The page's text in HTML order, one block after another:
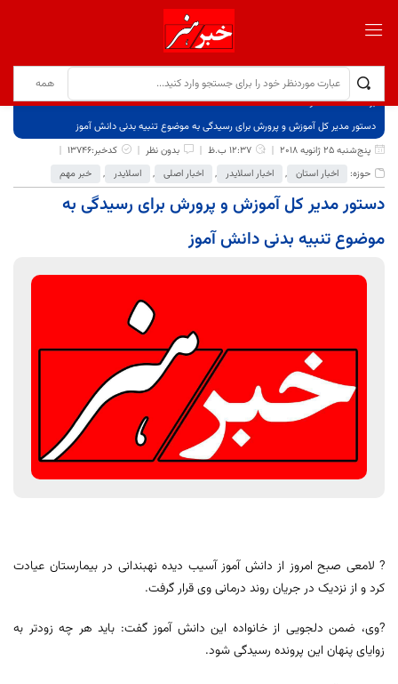
برگ نخست
نوشته‌ها
دستور مدیر کل آموزش و پرورش برای رسیدگی به موضوع تنبیه بدنی دانش آموز
پنج‌شنبه 25 ژانویه 2018
12:37 ب.ظ بدون نظر
کدخبر:13746
حوزه:
اخبار استان , اخبار اسلایدر , اخبار اصلی , اسلایدر , خبر مهم
دستور مدیر کل آموزش و پرورش برای رسیدگی به
موضوع تنبیه بدنی دانش آموز
? لامعی صبح امروز از دانش آموز آسیب دیده نهبندانی در بیمارستان عیادت
کرد و از نزدیک در جریان روند درمانی وی قرار گرفت.
?وی، ضمن دلجویی از خانواده این دانش آموز گفت: باید هر چه زودتر به
زوایای پنهان این پرونده رسیدگی شود.